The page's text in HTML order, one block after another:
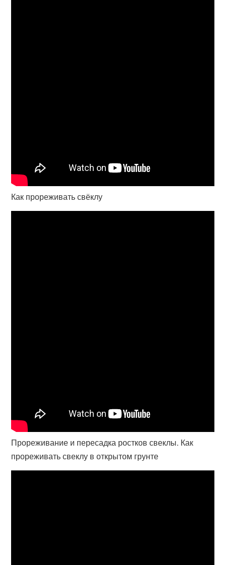
Как прореживать свёклу
Прореживание и пересадка ростков свеклы. Как
прореживать свеклу в открытом грунте